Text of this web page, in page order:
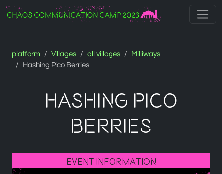
Zur Navigation
Zum Inhalt
platform Villages all villages
Milliways
Hashing Pico Berries
Hashing Pico
Berries
Event Information